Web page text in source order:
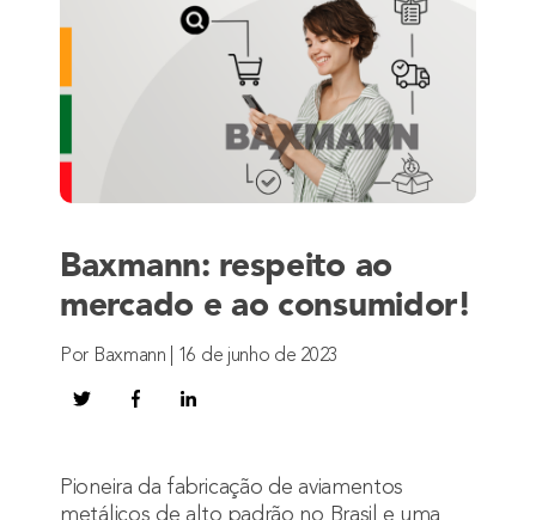
Baxmann: respeito ao
mercado e ao consumidor!
Por Baxmann | 16 de junho de 2023
Pioneira da fabricação de aviamentos
metálicos de alto padrão no Brasil e uma